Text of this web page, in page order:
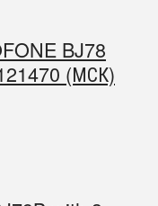
BJ78
(МСК)